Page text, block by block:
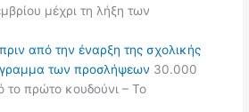
μέχρι τη λήξη των
από την έναρξη της σχολικής
των προσλήψεων 30.000
πρώτο κουδούνι – Το